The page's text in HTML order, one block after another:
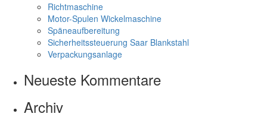
Richtmaschine
Motor-Spulen Wickelmaschine
Späneaufbereitung
Sicherheitssteuerung Saar Blankstahl
Verpackungsanlage
Neueste Kommentare
Archiv